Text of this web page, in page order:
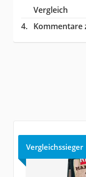
Vergleich
Kommentare
Vergleichssieger